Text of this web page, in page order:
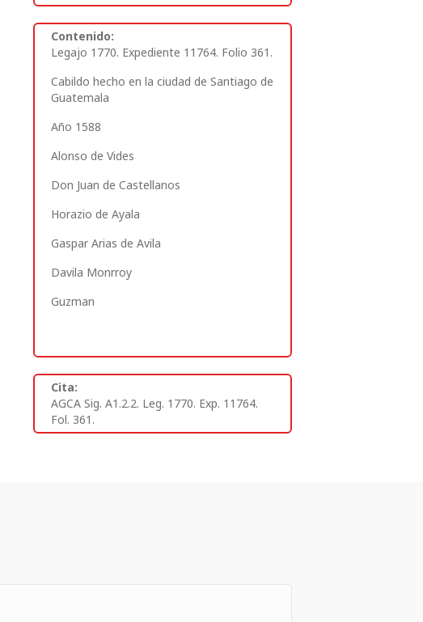
Contenido:
Legajo 1770. Expediente 11764. Folio 361 .
Cabildo hecho en la ciudad de Santiago de
Guatemala
Año 1588
Alonso de Vides
Don Juan de Castellanos
Horazio de Ayala
Gaspar Arias de Avila
Davila Monrroy
Guzman
Cita:
AGCA Sig. A1.2.2. Leg. 1770. Exp. 11764.
Fol. 361.